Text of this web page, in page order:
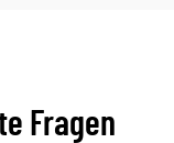
Fragen